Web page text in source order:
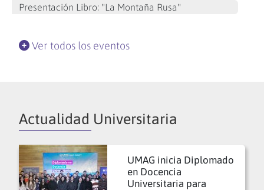
Presentación Libro: "La Montaña Rusa"
Ver todos los eventos
Actualidad Universitaria
UMAG inicia Diplomado
en Docencia
Universitaria para